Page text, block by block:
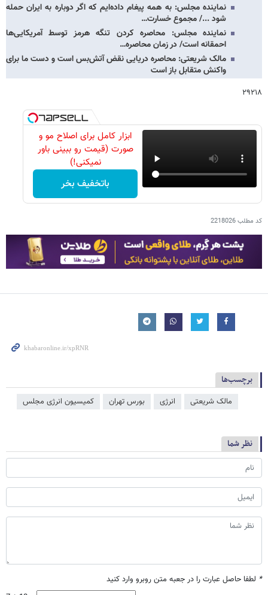
نماینده مجلس: به همه پیغام داده‌ایم که اگر دوباره به ایران حمله
شود .../ مجموع خسارت…
نماینده مجلس: محاصره کردن تنگه هرمز توسط آمریکایی‌ها
احمقانه است/ در زمان محاصره…
مالک شریعتی: محاصره دریایی نقض آتش‌بس است و دست ما برای
واکنش متقابل باز است
۲۹۲۱۸
ابزار کامل برای اصلاح مو و
صورت (قیمت رو ببینی باور
نمیکنی!)
باتخفیف بخر
کد مطلب2218026
برچسب‌ها
مالک شریعتی انرژی بورس تهران کمیسیون انرژی مجلس
نظر شما
* لطفا حاصل عبارت را در جعبه متن روبرو وارد کنید